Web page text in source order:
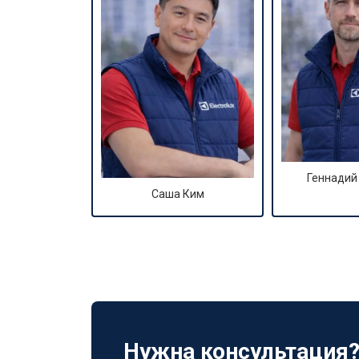
Саша Ким
Нужна консультация?